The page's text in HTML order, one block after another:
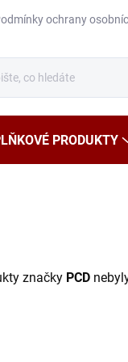
ochrany
PRODUKTY
značky PCD